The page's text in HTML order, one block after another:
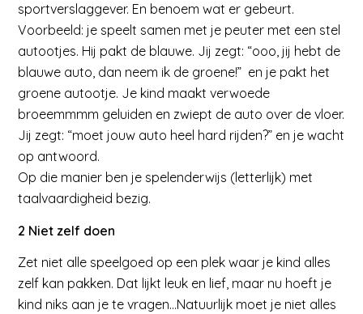
sportverslaggever. En benoem wat er gebeurt.
Voorbeeld: je speelt samen met je peuter met een stel
autootjes. Hij pakt de blauwe. Jij zegt: “ooo, jij hebt de
blauwe auto, dan neem ik de groene!” en je pakt het
groene autootje. Je kind maakt verwoede
broeemmmm geluiden en zwiept de auto over de vloer.
Jij zegt: “moet jouw auto heel hard rijden?” en je wacht
op antwoord.
Op die manier ben je spelenderwijs (letterlijk) met
taalvaardigheid bezig.
2 Niet zelf doen
Zet niet alle speelgoed op een plek waar je kind alles
zelf kan pakken. Dat lijkt leuk en lief, maar nu hoeft je
kind niks aan je te vragen…Natuurlijk moet je niet alles